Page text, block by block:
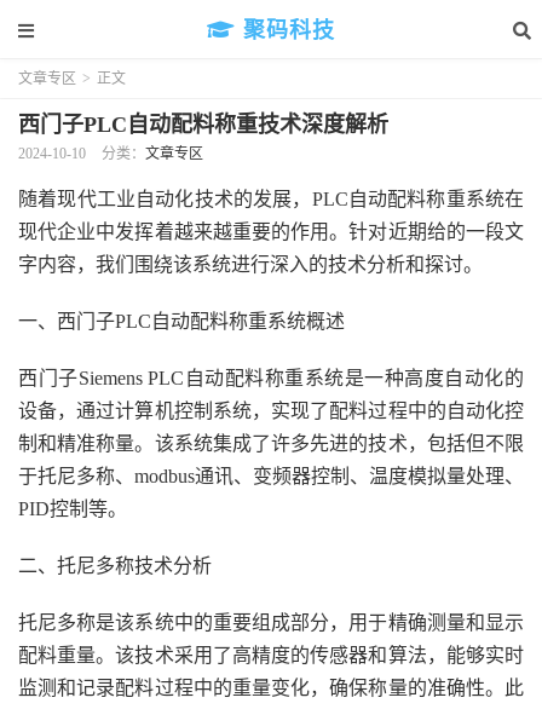
聚码科技
文章专区 > 正文
西门子PLC自动配料称重技术深度解析
2024-10-10 分类： 文章专区
随着现代工业自动化技术的发展，PLC自动配料称重系统在
现代企业中发挥着越来越重要的作用。针对近期给的一段文
字内容，我们围绕该系统进行深入的技术分析和探讨。
一、西门子PLC自动配料称重系统概述
西门子Siemens PLC自动配料称重系统是一种高度自动化的
设备，通过计算机控制系统，实现了配料过程中的自动化控
制和精准称量。该系统集成了许多先进的技术，包括但不限
于托尼多称、modbus通讯、变频器控制、温度模拟量处理、
PID控制等。
二、托尼多称技术分析
托尼多称是该系统中的重要组成部分，用于精确测量和显示
配料重量。该技术采用了高精度的传感器和算法，能够实时
监测和记录配料过程中的重量变化，确保称量的准确性。此